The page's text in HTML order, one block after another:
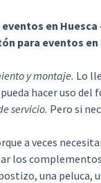
en
para eventos
y montaje. Lo
hacer uso del
servicio. Pero si
a veces
los
una peluca,